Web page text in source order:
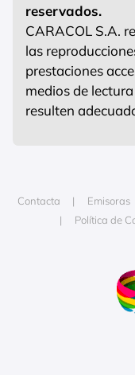
reservados.
CARACOL S.A.
las
prestaciones
medios de
resulten
Contacta Emisoras
Política de